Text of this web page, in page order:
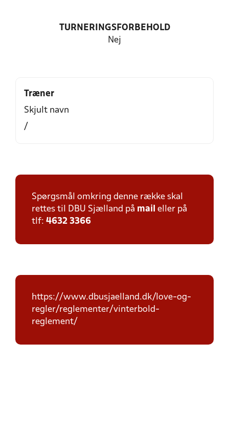
TURNERINGSFORBEHOLD
Nej
Træner
Skjult navn
/
Spørgsmål omkring denne række skal
rettes til DBU Sjælland på mail eller på
tlf: 4632 3366
https://www.dbusjaelland.dk/love-og-
regler/reglementer/vinterbold-
reglement/